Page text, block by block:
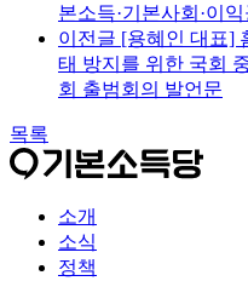
본소득·기본사회·이
이전글 [용혜인 대표]
태 방지를 위한 국회
회 출범회의 발언문
목록
소개
소식
정책